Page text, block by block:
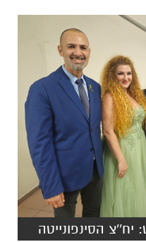
הסינפונייטה